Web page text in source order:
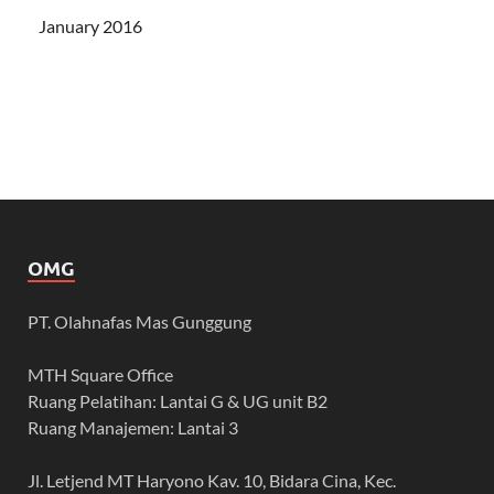
January 2016
OMG
PT. Olahnafas Mas Gunggung
MTH Square Office
Ruang Pelatihan: Lantai G & UG unit B2
Ruang Manajemen: Lantai 3
Jl. Letjend MT Haryono Kav. 10, Bidara Cina, Kec.